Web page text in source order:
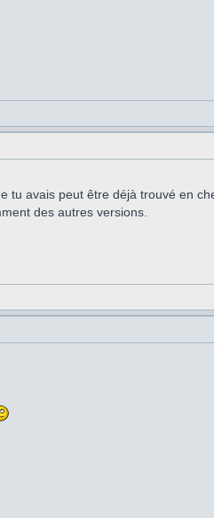
tu avais peut être déjà trouvé en
des autres versions.